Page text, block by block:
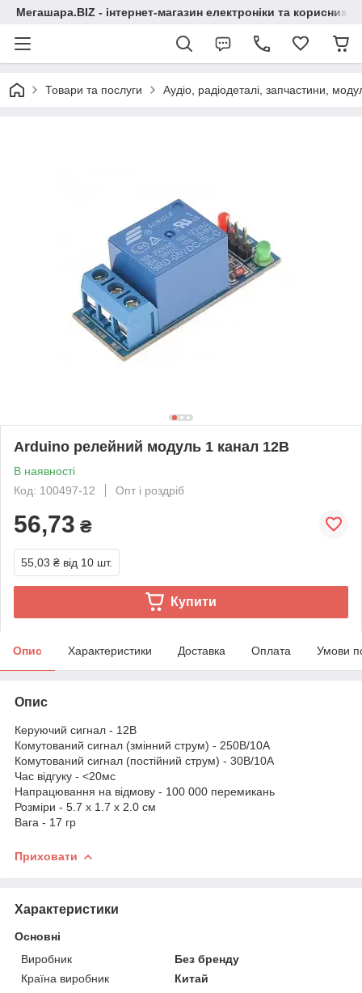
Мегашара.BIZ - інтернет-магазин електроніки та корисних
Товари та послуги Аудіо, радіодеталі, запчастини,
Arduino релейний модуль 1 канал 12В
В наявності
Код: 100497-12
Опт і роздріб
56,73 ₴
55,03 ₴ від 10 шт.
Купити
Опис Характеристики Доставка Оплата Умови
Опис
Керуючий сигнал - 12В
Комутований сигнал (змінний струм) - 250В/10А
Комутований сигнал (постійний струм) - 30В/10А
Час відгуку - <20мс
Напрацювання на відмову - 100 000 перемикань
Розміри - 5.7 x 1.7 x 2.0 см
Вага - 17 гр
Приховати
Характеристики
Основні
Виробник
Без бренду
Країна виробник
Китай